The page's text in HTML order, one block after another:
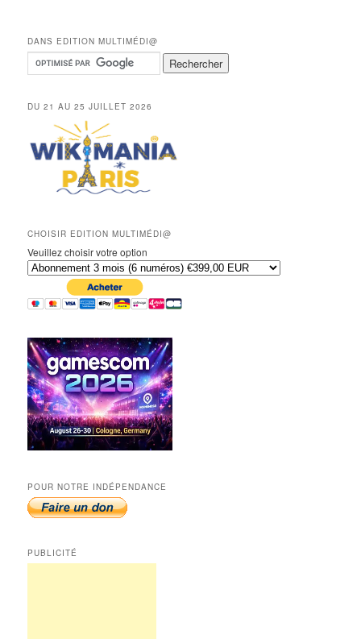
DANS EDITION MULTIMÉDI@
DU 21 AU 25 JUILLET 2026
CHOISIR EDITION MULTIMÉDI@
Veuillez choisir votre option
POUR NOTRE INDÉPENDANCE
PUBLICITÉ